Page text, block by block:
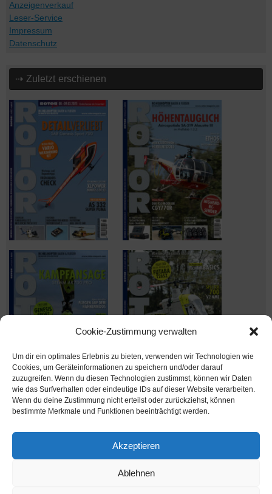
Cookie-Zustimmung verwalten
Um dir ein optimales Erlebnis zu bieten, verwenden wir Technologien wie
Cookies, um Geräteinformationen zu speichern und/oder darauf
zuzugreifen. Wenn du diesen Technologien zustimmst, können wir Daten
wie das Surfverhalten oder eindeutige IDs auf dieser Website verarbeiten.
Wenn du deine Zustimmung nicht erteilst oder zurückziehst, können
bestimmte Merkmale und Funktionen beeinträchtigt werden.
Akzeptieren
Ablehnen
Anzeigenverkauf
Leser-Service
Impressum
Datenschutz
⇢ Zuletzt erschienen
Ausgabe verpasst? Kein Problem – einfach nachbestellen im